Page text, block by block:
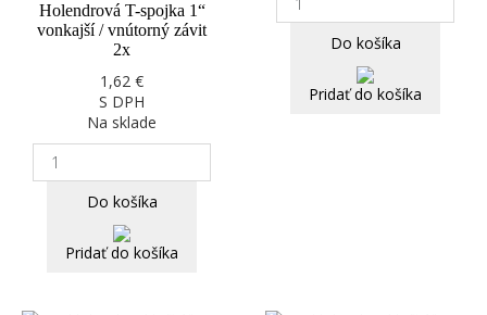
Holendrová T-spojka 1“
vonkajší / vnútorný závit
2x
1,62 €
S DPH
Na sklade
Do košíka
Pridať do košíka
Do košíka
Pridať do košíka